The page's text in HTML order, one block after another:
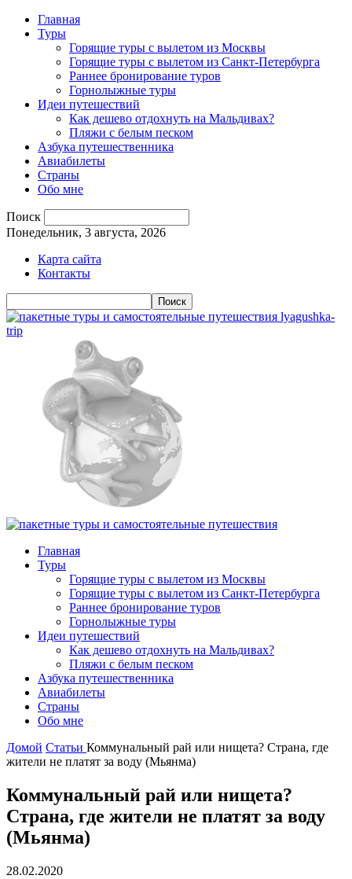
Главная
Туры
Горящие туры с вылетом из Москвы
Горящие туры с вылетом из Санкт-Петербурга
Раннее бронирование туров
Горнолыжные туры
Идеи путешествий
Как дешево отдохнуть на Мальдивах?
Пляжи с белым песком
Азбука путешественника
Авиабилеты
Страны
Обо мне
Поиск
Понедельник, 3 августа, 2026
Карта сайта
Контакты
lyagushka-
trip
Главная
Туры
Горящие туры с вылетом из Москвы
Горящие туры с вылетом из Санкт-Петербурга
Раннее бронирование туров
Горнолыжные туры
Идеи путешествий
Как дешево отдохнуть на Мальдивах?
Пляжи с белым песком
Азбука путешественника
Авиабилеты
Страны
Обо мне
Домой Статьи Коммунальный рай или нищета? Страна, где
жители не платят за воду (Мьянма)
Коммунальный рай или нищета?
Страна, где жители не платят за воду
(Мьянма)
28.02.2020